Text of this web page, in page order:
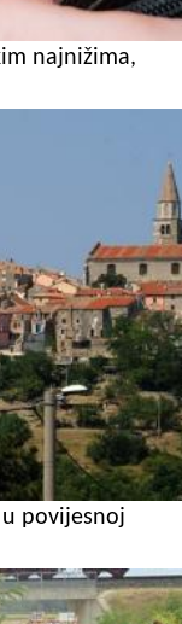
najnižima,
povijesnoj